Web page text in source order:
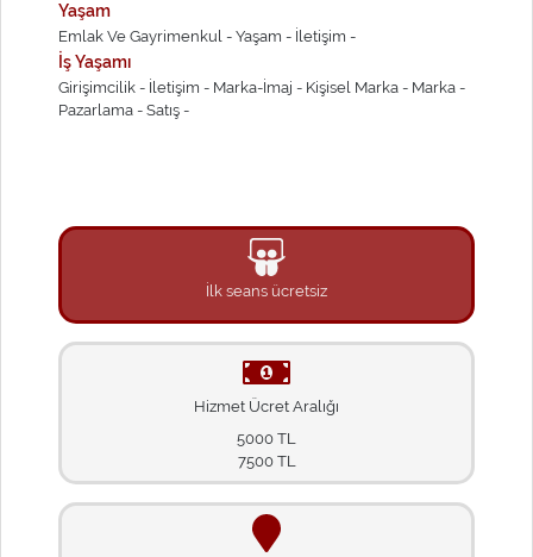
Yaşam
Emlak Ve Gayrimenkul - Yaşam - İletişim -
İş Yaşamı
Girişimcilik - İletişim - Marka-İmaj - Kişisel Marka - Marka -
Pazarlama - Satış -
İlk seans ücretsiz
Hizmet Ücret Aralığı
5000 TL
7500 TL